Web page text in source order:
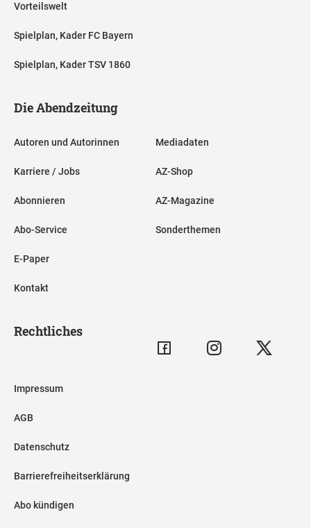
Vorteilswelt
Spielplan, Kader FC Bayern
Spielplan, Kader TSV 1860
Die Abendzeitung
Autoren und Autorinnen
Karriere / Jobs
Abonnieren
Abo-Service
E-Paper
Kontakt
Mediadaten
AZ-Shop
AZ-Magazine
Sonderthemen
Rechtliches
Impressum
AGB
Datenschutz
Barrierefreiheitserklärung
Abo kündigen